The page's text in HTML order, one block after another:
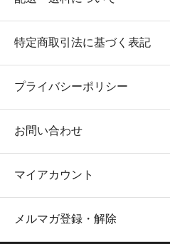
特定商取引法に基づく表記
プライバシーポリシー
お問い合わせ
マイアカウント
メルマガ登録・解除